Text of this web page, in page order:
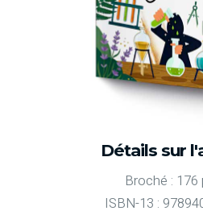
Détails sur
Broché : 176
ISBN-13 :